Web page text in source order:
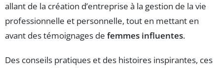
allant de la création d’entreprise à la gestion de la vie
professionnelle et personnelle, tout en mettant en
avant des témoignages de femmes influentes.
Des conseils pratiques et des histoires inspirantes, ces